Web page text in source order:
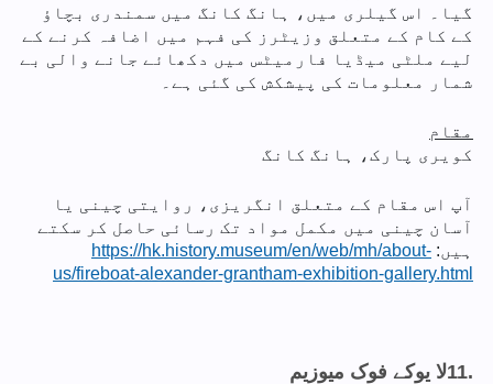
گیا۔ اس گیلری میں، ہانگ کانگ میں سمندری بچاؤ
کے کام کے متعلق وزیٹرز کی فہم میں اضافہ کرنے کے
لیے ملٹی میڈیا فارمیٹس میں دکھائے جانے والی بے
شمار معلومات کی پیشکش کی گئی ہے۔
مقام
کویری پارک، ہانگ کانگ
آپ اس مقام کے متعلق انگریزی، روایتی چینی یا
آسان چینی میں مکمل مواد تک رسائی حاصل کر سکتے
ہیں: https://hk.history.museum/en/web/mh/about-
us/fireboat-alexander-grantham-exhibition-gallery.html
لا یوکے فوک میوزیم11.